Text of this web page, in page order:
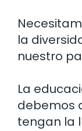
la
nuestro
La
debemos
tengan la